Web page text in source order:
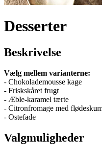
Desserter
Beskrivelse
Vælg mellem varianterne:
- Chokolademousse kage
- Friskskåret frugt
- Æble-karamel tærte
- Citronfromage med
- Ostefade
Valgmuligheder